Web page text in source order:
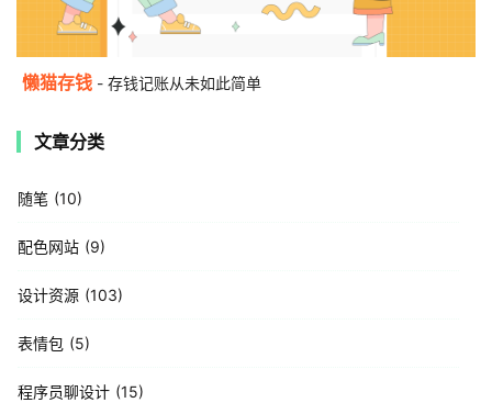
懒猫存钱 - 存钱记账从未如此简单
文章分类
随笔 10
配色网站 9
设计资源 103
表情包 5
程序员聊设计 15